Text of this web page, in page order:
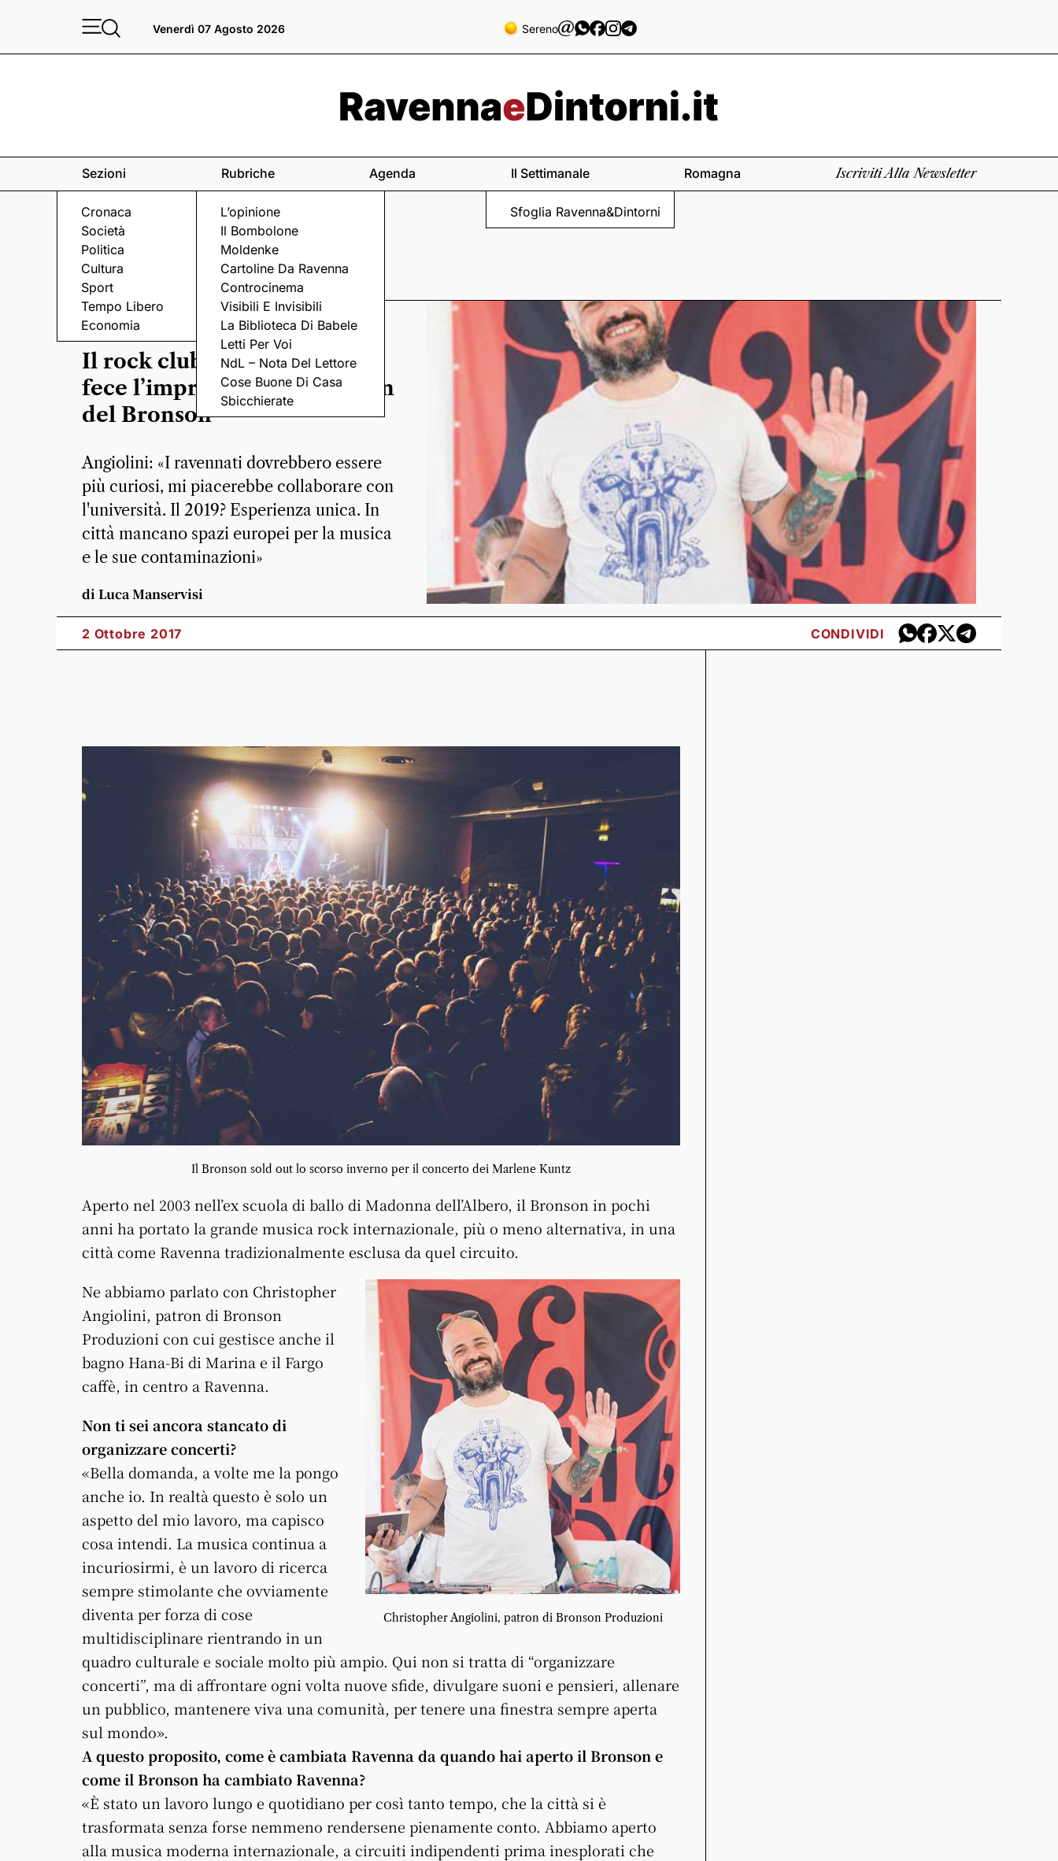
Venerdì 07 Agosto 2026 Sereno
Sezioni
Cronaca
Società
Politica
Cultura
Sport
Tempo Libero
Economia
Rubriche
L’opinione
Il Bombolone
Moldenke
Cartoline Da Ravenna
Controcinema
Visibili E Invisibili
La Biblioteca Di Babele
Letti Per Voi
NdL – Nota Del Lettore
Cose Buone Di Casa
Sbicchierate
Agenda Il Settimanale
Sfoglia Ravenna&Dintorni
Romagna Iscriviti Alla Newsletter
MUSICA E LOCALI
Il rock club di provincia che
fece l’impresa. Parla il patron
del Bronson
Angiolini: «I ravennati dovrebbero essere
più curiosi, mi piacerebbe collaborare con
l'università. Il 2019? Esperienza unica. In
città mancano spazi europei per la musica
e le sue contaminazioni»
di Luca Manservisi
2 Ottobre 2017 CONDIVIDI
Il Bronson sold out lo scorso inverno per il concerto dei Marlene Kuntz
Aperto nel 2003 nell’ex scuola di ballo di Madonna dell’Albero, il Bronson in pochi
anni ha portato la grande musica rock internazionale, più o meno alternativa, in una
città come Ravenna tradizionalmente esclusa da quel circuito.
Christopher Angiolini, patron di Bronson Produzioni
Ne abbiamo parlato con Christopher
Angiolini, patron di Bronson
Produzioni con cui gestisce anche il
bagno Hana-Bi di Marina e il Fargo
caffè, in centro a Ravenna.
Non ti sei ancora stancato di
organizzare concerti?
«Bella domanda, a volte me la pongo
anche io. In realtà questo è solo un
aspetto del mio lavoro, ma capisco
cosa intendi. La musica continua a
incuriosirmi, è un lavoro di ricerca
sempre stimolante che ovviamente
diventa per forza di cose
multidisciplinare rientrando in un
quadro culturale e sociale molto più ampio. Qui non si tratta di “organizzare
concerti”, ma di affrontare ogni volta nuove sfide, divulgare suoni e pensieri, allenare
un pubblico, mantenere viva una comunità, per tenere una finestra sempre aperta
sul mondo».
A questo proposito, come è cambiata Ravenna da quando hai aperto il Bronson e
come il Bronson ha cambiato Ravenna?
«È stato un lavoro lungo e quotidiano per così tanto tempo, che la città si è
trasformata senza forse nemmeno rendersene pienamente conto. Abbiamo aperto
alla musica moderna internazionale, a circuiti indipendenti prima inesplorati che